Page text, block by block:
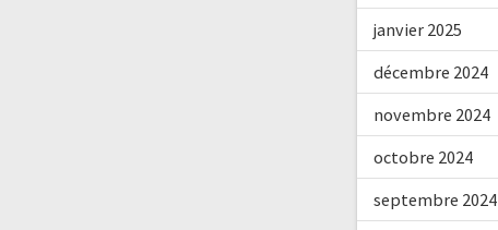
janvier 2025
décembre 2024
novembre 2024
octobre 2024
septembre 2024